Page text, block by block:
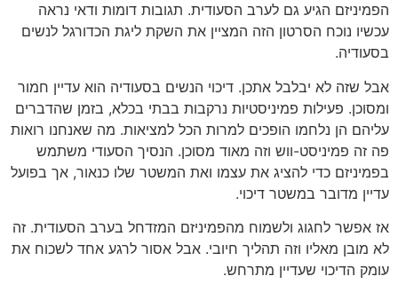
הפמיניזם הגיע גם לערב הסעודית. תגובות דומות ודאי נראה
עכשיו נוכח הסרטון הזה המציין את השקת ליגת הכדורגל לנשים
בסעודיה.
אבל שזה לא יבלבל אתכן. דיכוי הנשים בסעודיה הוא עדיין חמור
ומסוכן. פעילות פמיניסטיות נרקבות בבתי בכלא, בזמן שהדברים
עליהם הן נלחמו הופכים למרות הכל למציאות. מה שאנחנו רואות
פה זה פמיניסט-ווש וזה מאוד מסוכן. הנסיך הסעודי משתמש
בפמיניזם כדי להציג את עצמו ואת המשטר שלו כנאור, אך בפועל
עדיין מדובר במשטר דיכוי.
אז אפשר לחגוג ולשמוח מהפמיניזם המזדחל בערב הסעודית. זה
לא מובן מאליו וזה תהליך חיובי. אבל אסור לרגע אחד לשכוח את
עומק הדיכוי שעדיין מתרחש.